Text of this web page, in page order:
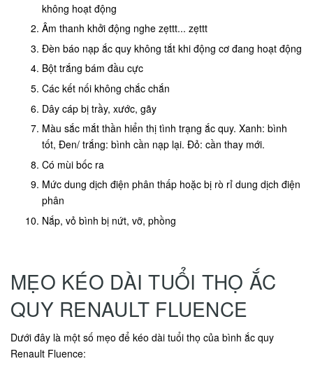
không hoạt động
Âm thanh khởi động nghe zẹttt... zẹttt
Đèn báo nạp ắc quy không tắt khi động cơ đang hoạt động
Bột trắng bám đầu cực
Các kết nối không chắc chắn
Dây cáp bị trầy, xước, gãy
Màu sắc mắt thần hiển thị tình trạng ắc quy. Xanh: bình
tốt, Đen/ trắng: bình cần nạp lại. Đỏ: cần thay mới.
Có mùi bốc ra
Mức dung dịch điện phân thấp hoặc bị rò rỉ dung dịch điện
phân
Nắp, vỏ bình bị nứt, vỡ, phồng
MẸO KÉO DÀI TUỔI THỌ ẮC
QUY RENAULT FLUENCE
Dưới đây là một số mẹo để kéo dài tuổi thọ của bình ắc quy
Renault Fluence: